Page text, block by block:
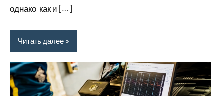
однако, как и […]
Читать далее